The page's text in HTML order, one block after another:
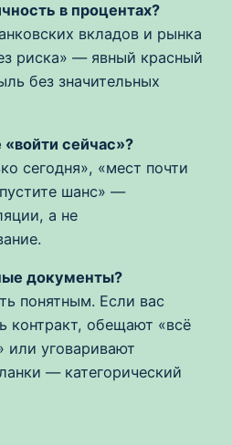
в процентах?
вкладов и рынка
риска» — явный красный
без значительных
сейчас»?
сегодня», «мест почти
шанс» —
а не
документы?
понятным. Если вас
контракт, обещают «всё
или уговаривают
— категорический